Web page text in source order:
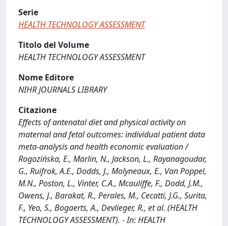
Serie
HEALTH TECHNOLOGY ASSESSMENT
Titolo del Volume
HEALTH TECHNOLOGY ASSESSMENT
Nome Editore
NIHR JOURNALS LIBRARY
Citazione
Effects of antenatal diet and physical activity on
maternal and fetal outcomes: individual patient data
meta-analysis and health economic evaluation /
Rogozińska, E., Marlin, N., Jackson, L., Rayanagoudar,
G., Ruifrok, A.E., Dodds, J., Molyneaux, E., Van Poppel,
M.N., Poston, L., Vinter, C.A., Mcauliffe, F., Dodd, J.M.,
Owens, J., Barakat, R., Perales, M., Cecatti, J.G., Surita,
F., Yeo, S., Bogaerts, A., Devlieger, R., et al. (HEALTH
TECHNOLOGY ASSESSMENT). - In: HEALTH